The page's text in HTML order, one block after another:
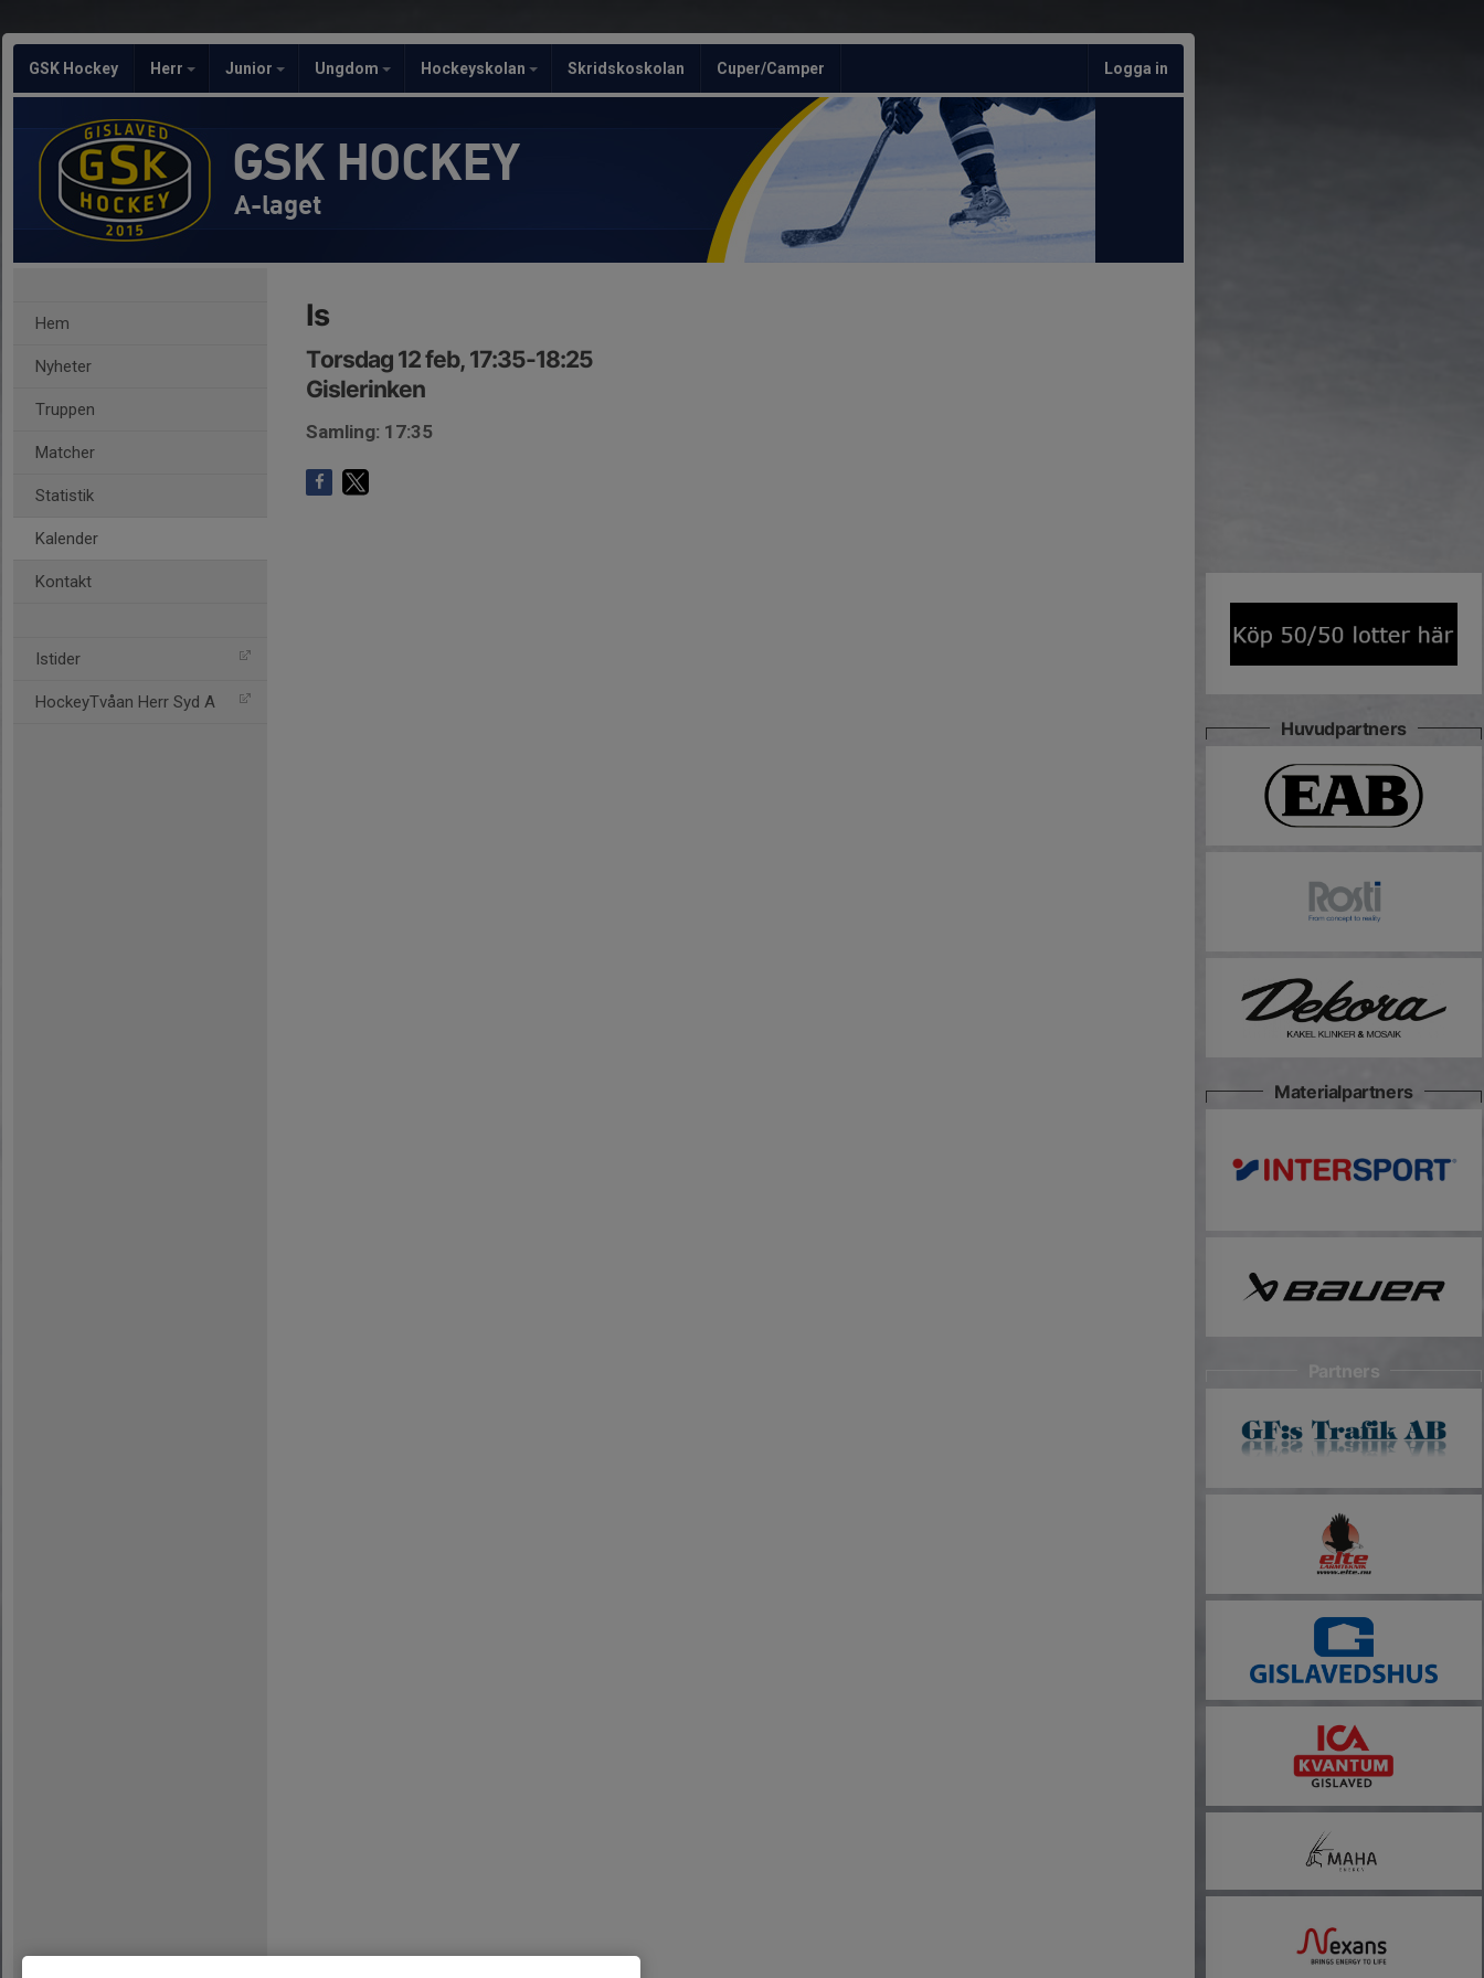
GSK Hockey Herr Junior Ungdom Hockeyskolan Skridskoskolan Cuper/Camper Logga in
GSK HOCKEY
A-laget
Hem
Nyheter
Truppen
Matcher
Statistik
Kalender
Kontakt
Istider
HockeyTvåan Herr Syd A
Is
Torsdag 12 feb, 17:35-18:25
Gislerinken
Samling: 17:35
Huvudpartners
Materialpartners
Partners